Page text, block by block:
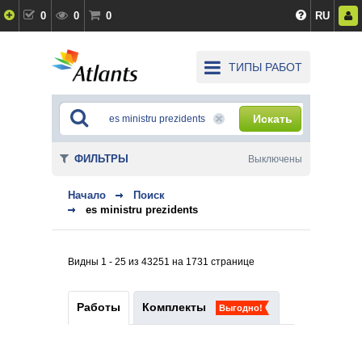
0 0 0 RU
ТИПЫ РАБОТ
Искать
Начало
Поиск
es ministru prezidents
Видны 1 - 25 из 43251 на 1731 странице
Работы Комплекты Выгодно!
ФИЛЬТРЫ Выключены